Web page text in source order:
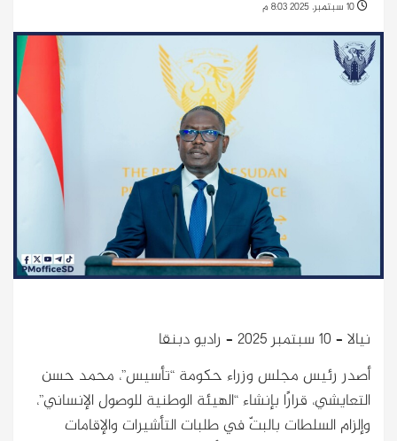
نيالا – 10 سبتمبر 2025 – راديو دبنقا
أصدر رئيس مجلس وزراء حكومة “تأسيس”، محمد حسن
التعايشي، قرارًا بإنشاء “الهيئة الوطنية للوصول الإنساني”،
وإلزام السلطات بالبتّ في طلبات التأشيرات والإقامات